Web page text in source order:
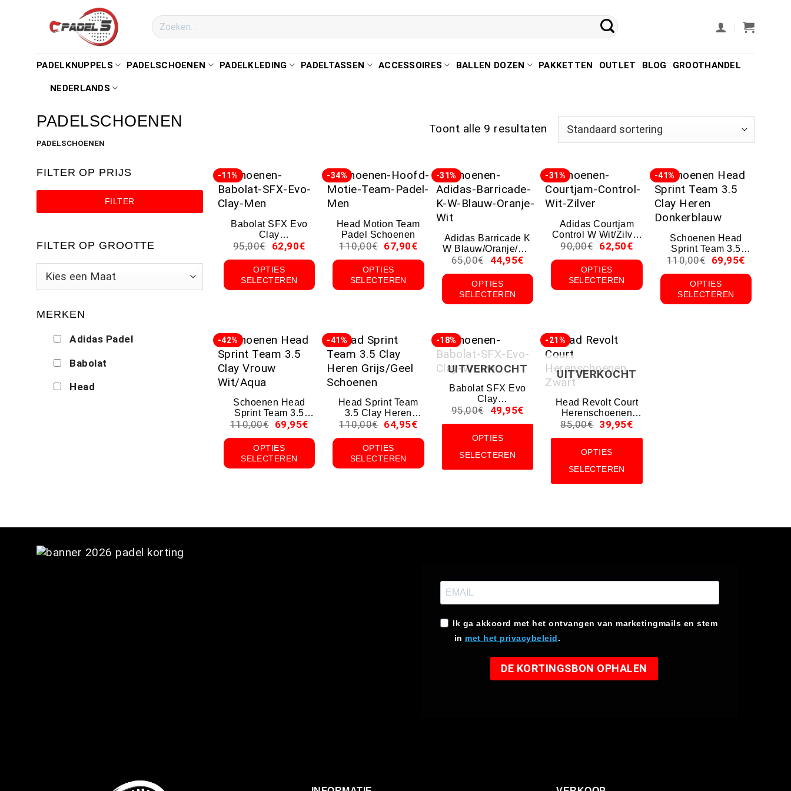
PADELKNUPPELS PADELSCHOENEN PADELKLEDING PADELTASSEN ACCESSOIRES BALLEN DOZEN PAKKETTEN OUTLET BLOG GROOTHANDEL
NEDERLANDS
PADELSCHOENEN
PADELSCHOENEN
Toont alle 9 resultaten
FILTER OP PRIJS
FILTER
FILTER OP GROOTTE
MERKEN
Adidas Padel
Babolat
Head
-11%
Babolat SFX Evo
Clay
Herenschoenen
95,00€ 62,90€
OPTIES
SELECTEREN
-34%
Head Motion Team
Padel Schoenen
110,00€ 67,90€
OPTIES
SELECTEREN
-31%
Adidas Barricade K
W Blauw/Oranje/Wit
Sneakers
65,00€ 44,95€
OPTIES
SELECTEREN
-31%
Adidas Courtjam
Control W Wit/Zilver
Schoenen 2024
90,00€ 62,50€
OPTIES
SELECTEREN
-41%
Schoenen Head
Sprint Team 3.5
Clay Heren
110,00€ 69,95€
OPTIES
SELECTEREN
-42%
Schoenen Head
Sprint Team 3.5
Clay Vrouw
110,00€ 69,95€
OPTIES
SELECTEREN
-41%
Head Sprint Team
3.5 Clay Heren
Grijs/Geel
110,00€ 64,95€
OPTIES
SELECTEREN
-18%
UITVERKOCHT
Babolat SFX Evo
Clay
Vrouwenschoenen
95,00€ 49,95€
OPTIES
SELECTEREN
-21%
UITVERKOCHT
Head Revolt Court
Herenschoenen
Zwart
85,00€ 39,95€
OPTIES
SELECTEREN
Ik ga akkoord met het ontvangen van marketingmails en stem
in met het privacybeleid.
DE KORTINGSBON OPHALEN